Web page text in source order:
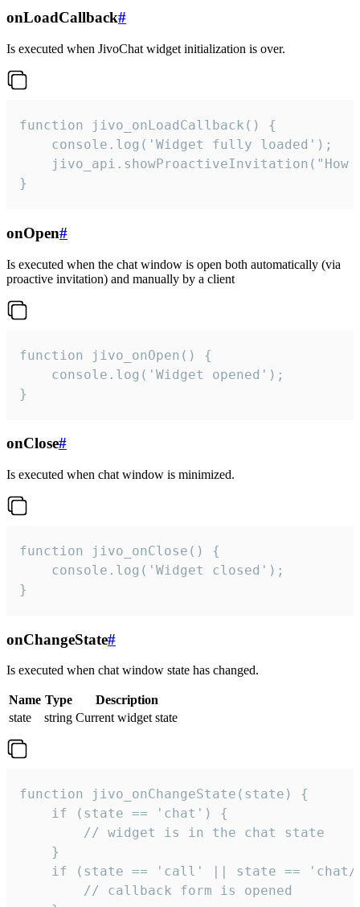
onLoadCallback#
Is executed when JivoChat widget initialization is over.
function jivo_onLoadCallback() {
    console.log('Widget fully loaded');
jivo_api.showProactiveInvitation("How
}
onOpen#
Is executed when the chat window is open both automatically (via
proactive invitation) and manually by a client
function jivo_onOpen() {
    console.log('Widget opened');
}
onClose#
Is executed when chat window is minimized.
function jivo_onClose() {
    console.log('Widget closed');
}
onChangeState#
Is executed when chat window state has changed.
Name Type
Description
state
string Current widget state
function jivo_onChangeState(state) {
    if (state == 'chat') {
        // widget is in the chat state
    }
if (state == 'call' || state ==
        // callback form is opened